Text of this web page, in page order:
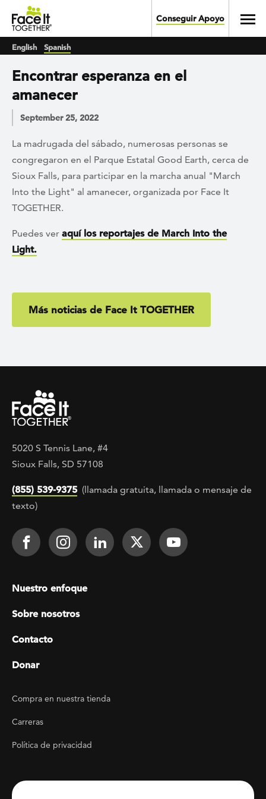
Skip to main content
Conseguir Apoyo
English Spanish
Encontrar esperanza en el
amanecer
September 25, 2022
La madrugada del sábado, numerosas personas se
congregaron en el Parque Estatal Good Earth, cerca de
Sioux Falls, para participar en la marcha anual "March
Into the Light" al amanecer, organizada por Face It
TOGETHER.
Puedes ver aquí los reportajes de March Into the
Light.
Más noticias de Face It TOGETHER
5020 S Tennis Lane, #4
Sioux Falls, SD 57108
(855) 539-9375 (llamada gratuita, llamada o mensaje de
texto)
Footer Social
Face It TOGETHER on Facebook
Face It TOGETHER on
Face It TOGETHER on
Face ItFace It
Footer menu
Nuestro enfoque
Sobre nosotros
Contacto
Donar
Footer Utility
Compra en nuestra tienda
Carreras
Política de privacidad